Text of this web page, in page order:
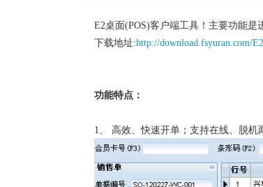
E2桌面(POS)客户端工具！主要功能是
下载地址:http://download.fsyuran.com/
功能特点：
1、 高效、快速开单；支持在线、脱